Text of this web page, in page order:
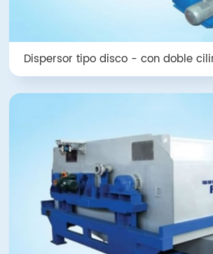
Dispersor tipo disco - con doble